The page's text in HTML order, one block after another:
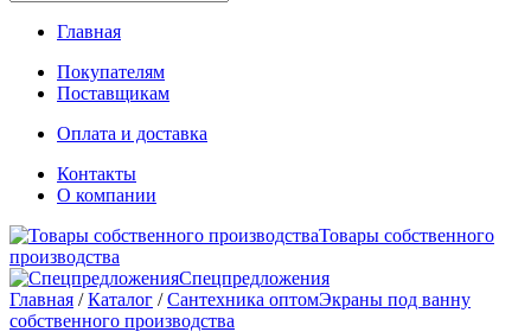
Главная
Покупателям
Поставщикам
Оплата и доставка
Контакты
О компании
Товары собственного
производства
Спецпредложения
Главная /Каталог /Сантехника оптомЭкраны под ванну
собственного производства